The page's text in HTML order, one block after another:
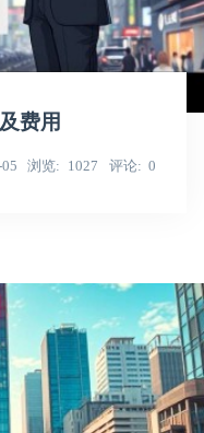
费用
浏览 1027 评论 0